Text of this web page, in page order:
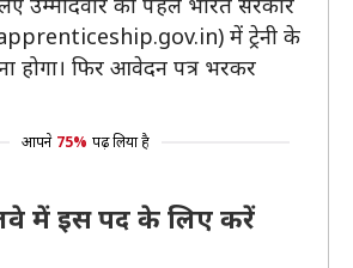
में ट्रेनी के
होगा। फिर आवेदन पत्र भरकर
आपने 75% पढ़ लिया है
में इस पद के लिए करें